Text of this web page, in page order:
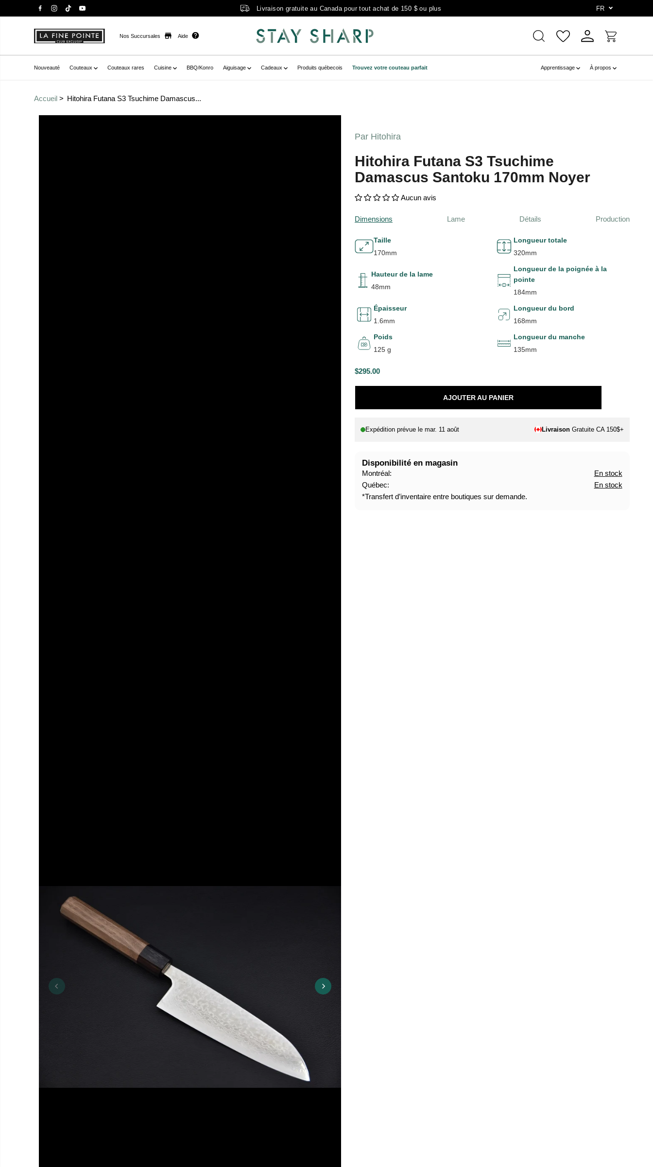
Livraison gratuite au Canada pour tout achat de 150 $ ou plus FR
Nos Succursales Aide
Nouveauté Couteaux Couteaux rares Cuisine BBQ/Konro Aiguisage Cadeaux Produits québecois Trouvez votre couteau parfait Apprentissage À propos
Accueil Hitohira Futana S3 Tsuchime Damascus...
Par Hitohira
Hitohira Futana S3 Tsuchime
Damascus Santoku 170mm Noyer
Aucun avis
Dimensions Lame Détails Production
Taille
170mm
Longueur totale
320mm
Hauteur de la lame
48mm
Longueur de la poignée à la
pointe
184mm
Épaisseur
1.6mm
Longueur du bord
168mm
Poids
125 g
Longueur du manche
135mm
P
R
X
$295.00
AJOUTER AU PANIER
Expédition prévue lemar. 11 août Livraison Gratuite CA 150$+
Disponibilité en magasin
Montréal:
En stock
Québec:
En stock
*Transfert d’inventaire entre boutiques sur demande.